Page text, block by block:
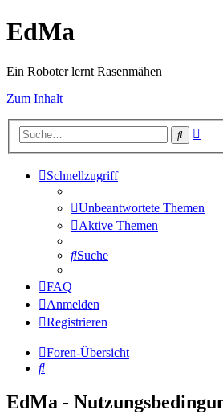
EdMa
Ein Roboter lernt Rasenmähen
Zum Inhalt
Suche
Schnellzugriff
Unbeantwortete Themen
Aktive Themen
Suche
FAQ
Anmelden
Registrieren
Foren-Übersicht
Suche
EdMa -